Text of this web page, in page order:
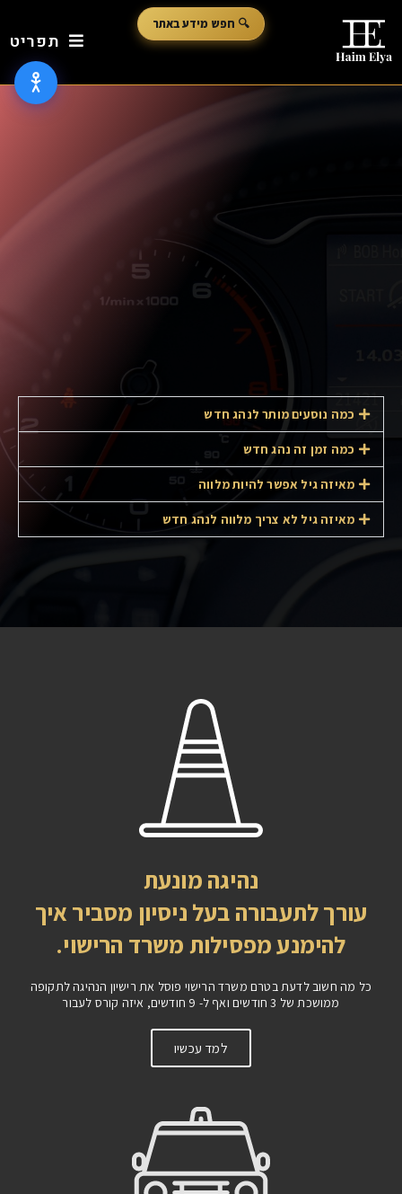
תפריט
כמה נוסעים מותר לנהג חדש
כמה זמן זה נהג חדש
מאיזה גיל אפשר להיות מלווה
מאיזה גיל לא צריך מלווה לנהג חדש
נהיגה מונעת
עורך לתעבורה בעל ניסיון מסביר איך
להימנע מפסילות משרד הרישוי.
כל מה חשוב לדעת בטרם משרד הרישוי פוסל את רישיון הנהיגה לתקופה
ממושכת של 3 חודשים ואף ל- 9 חודשים, איזה קורס לעבור
למד עכשיו
🔍 חפש מידע באתר
ריווח טקסט
הדגשת קישורים
ניגודיות
הסתר תמונות השהה אנימציות
איפוס הגדרות נגישות
Titi Accessibility
שטיינפלד מדיה